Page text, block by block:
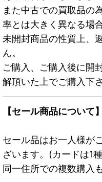
また中古での買取品の
率とは大きく異なる場
未開封商品の性質上、
ん。
ご購入、ご購入後に開
解頂いた上でご購入下さ
【セール商品について】
セール品はお一人様が
ざいます。(カードは1
同一住所での複数購入